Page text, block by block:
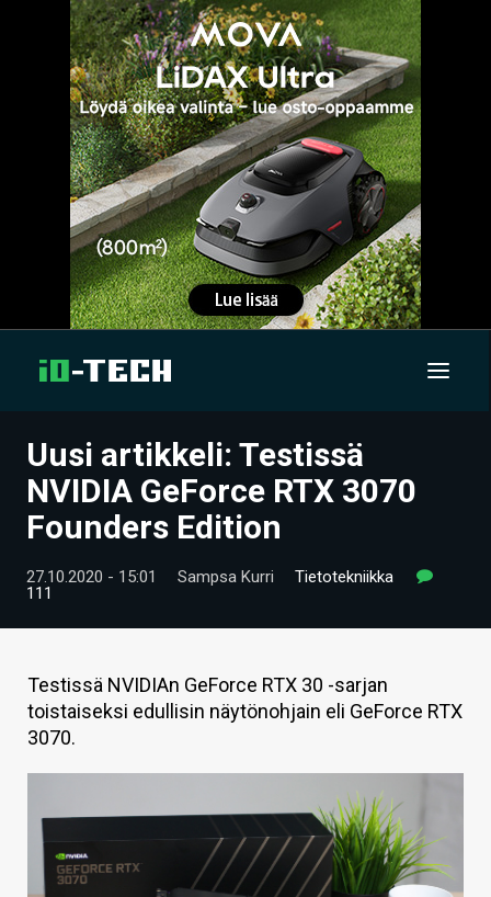
UUTISET
ARTIKKELIT
VIDEOT
HINTA.FI
KAUPPA
Uusi artikkeli: Testissä
NVIDIA GeForce RTX 3070
Founders Edition
27.10.2020 - 15:01 Sampsa Kurri
Tietotekniikka
111
Testissä NVIDIAn GeForce RTX 30 -sarjan
toistaiseksi edullisin näytönohjain eli GeForce RTX
3070.